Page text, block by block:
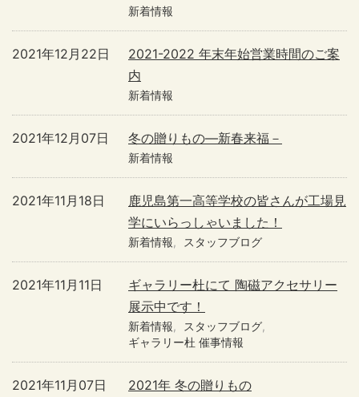
新着情報
2021-2022 年末年始営業時間のご案
内
2021年12月22日
新着情報
冬の贈りもの―新春来福－
2021年12月07日
新着情報
鹿児島第一高等学校の皆さんが工場見
学にいらっしゃいました！
2021年11月18日
新着情報 スタッフブログ
ギャラリー杜にて 陶磁アクセサリー
展示中です！
2021年11月11日
新着情報
スタッフブログ
ギャラリー杜 催事情報
2021年 冬の贈りもの
2021年11月07日